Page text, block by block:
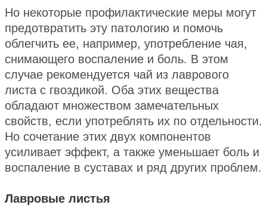
Но некоторые профилактические меры могут
предотвратить эту патологию и помочь
облегчить ее, например, употребление чая,
снимающего воспаление и боль. В этом
случае рекомендуется чай из лаврового
листа с гвоздикой. Оба этих вещества
обладают множеством замечательных
свойств, если употреблять их по отдельности.
Но сочетание этих двух компонентов
усиливает эффект, а также уменьшает боль и
воспаление в суставах и ряд других проблем.
Лавровые листья